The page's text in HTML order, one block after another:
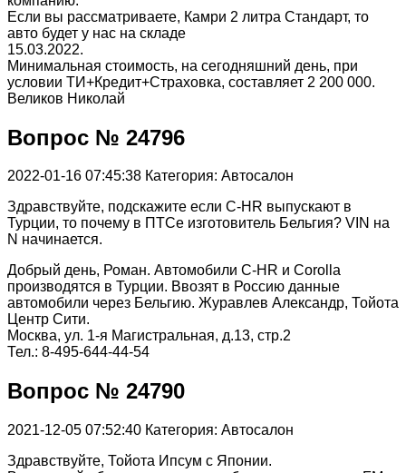
Если вы рассматриваете, Камри 2 литра Стандарт, то
авто будет у нас на складе
15.03.2022.
Минимальная стоимость, на сегодняшний день, при
условии ТИ+Кредит+Страховка, составляет 2 200 000.
Великов Николай
Вопрос № 24796
2022-01-16 07:45:38 Категория: Автосалон
Здравствуйте, подскажите если C-HR выпускают в
Турции, то почему в ПТСе изготовитель Бельгия? VIN на
N начинается.
Добрый день, Роман. Автомобили C-HR и Corolla
производятся в Турции. Ввозят в Россию данные
автомобили через Бельгию. Журавлев Александр, Тойота
Центр Сити.
Москва, ул. 1-я Магистральная, д.13, стр.2
Тел.: 8-495-644-44-54
Вопрос № 24790
2021-12-05 07:52:40 Категория: Автосалон
Здравствуйте, Тойота Ипсум с Японии.